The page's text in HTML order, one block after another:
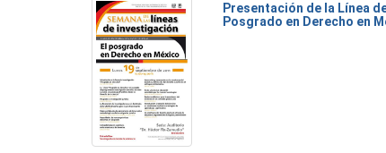
Presentación de la Línea
Posgrado en Derecho en